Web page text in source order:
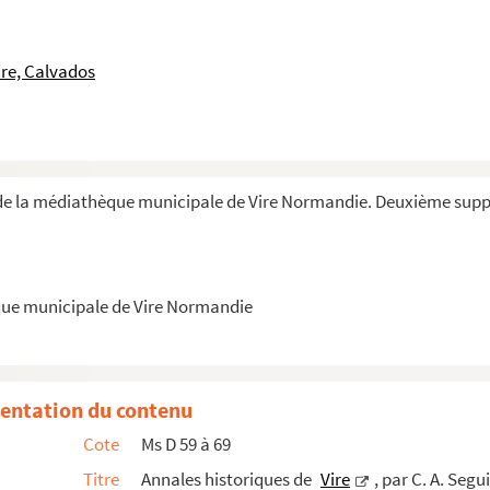
Calvados
la médiathèque municipale de Vire Normandie. Deuxième
municipale de Vire Normandie
la chapelle Sainte-Anne et l'Hôtel-Dieu de Vi...
adressées à Richard Seguin par plusieur...
A. Seguin
du contenu
Cote
Ms D 59 à 69
Titre
Annales historiques de Vire
, par C. A.